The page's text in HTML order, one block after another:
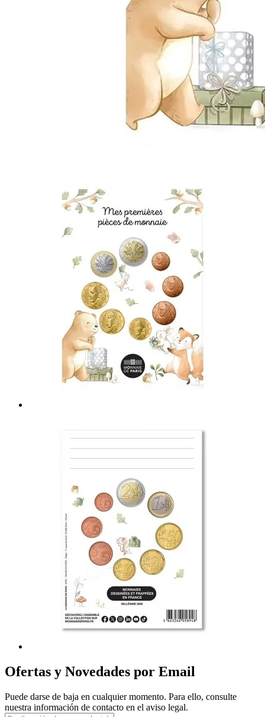
Ofertas y Novedades por Email
Puede darse de baja en cualquier momento. Para ello, consulte
nuestra información de contacto en el aviso legal.